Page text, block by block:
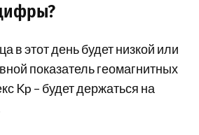
в этот день будет низкой или
показатель геомагнитных
Kp – будет держаться на